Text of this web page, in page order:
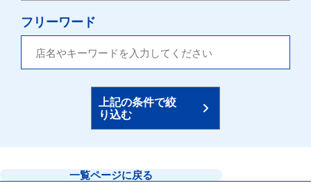
フリーワード
上記の条件で絞
り込む
一覧ページに戻る